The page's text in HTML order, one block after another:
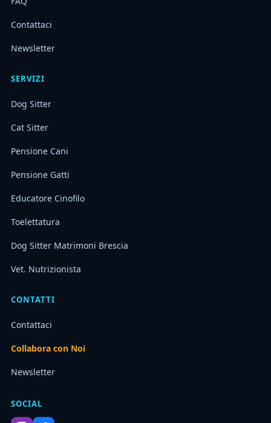
Contattaci
Newsletter
SERVIZI
Dog Sitter
Cat Sitter
Pensione Cani
Pensione Gatti
Educatore Cinofilo
Toelettatura
Dog Sitter Matrimoni Brescia
Vet. Nutrizionista
CONTATTI
Contattaci
Collabora con Noi
Newsletter
SOCIAL